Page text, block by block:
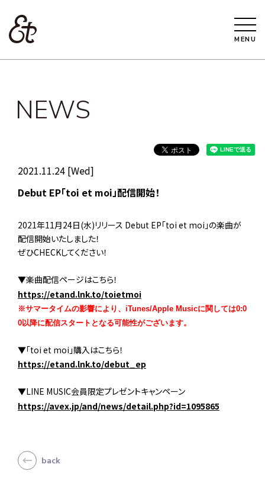
MENU
NEWS
2021.11.24 [Wed]
Debut EP「toi et moi」配信開始！
2021年11月24日(水)リリース Debut EP「toi et moi」の楽曲が
配信開始いたしました！
ぜひCHECKしてください！
▼楽曲配信ページはこちら！
https://etand.lnk.to/toietmoi
※サマータイムの影響により、iTunes/Apple Musicに関しては0:0
0以降に配信スタートとなる可能性がございます。
▼「toi et moi」購入はこちら！
https://etand.lnk.to/debut_ep
▼LINE MUSIC会員限定プレゼントキャンペーン
https://avex.jp/and/news/detail.php?id=1095865
back